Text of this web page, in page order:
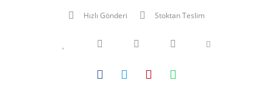
Hızlı Gönderi Stoktan Teslim